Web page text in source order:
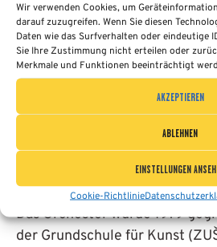
Wir verwenden Cookies, um
darauf zuzugreifen. Wenn Sie diesen
Daten wie das Surfverhalten oder eindeutige
Sie Ihre Zustimmung nicht erteilen oder
Merkmale und Funktionen beeinträchtigt
AKZEPTIEREN
ABLEHNEN
EINSTELLUNGEN
Cookie-Richtlinie
DECHOVÝ ORCHESTR ZUŠ
CIDLINOU (TSCHECHIEN)
20. AUGUST 2024
Das Orchester wurde 1979
der Grundschule für Kunst